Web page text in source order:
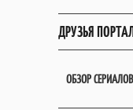
ДРУЗЬЯ
ОБЗОР